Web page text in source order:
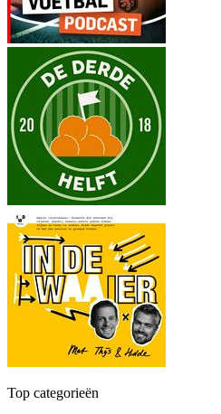
Top categorieën